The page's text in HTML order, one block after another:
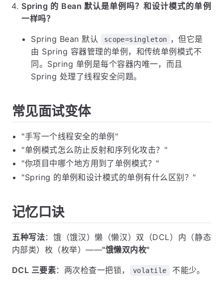
Spring 的 Bean 默认是单例吗？和设计模式的单例
一样吗？
Spring Bean 默认 scope=singleton ，但它是
由 Spring 容器管理的单例，和传统单例模式不
同。Spring 单例是每个容器内唯一，而且
Spring 处理了线程安全问题。
常见面试变体
"手写一个线程安全的单例"
"单例模式怎么防止反射和序列化攻击？"
"你项目中哪个地方用到了单例模式？"
"Spring 的单例和设计模式的单例有什么区别？"
记忆口诀
五种写法：饿（饿汉）懒（懒汉）双（DCL）内（静态
内部类）枚（枚举）——"饿懒双内枚"
DCL 三要素：两次检查一把锁， volatile 不能少。